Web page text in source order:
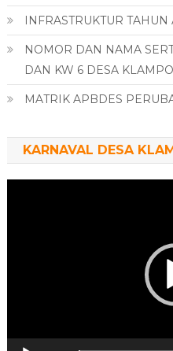
INFRASTRUKTUR
NOMOR DAN NAMA
DAN KW 6 DESA
MATRIK APBDES
KARNAVAL DESA